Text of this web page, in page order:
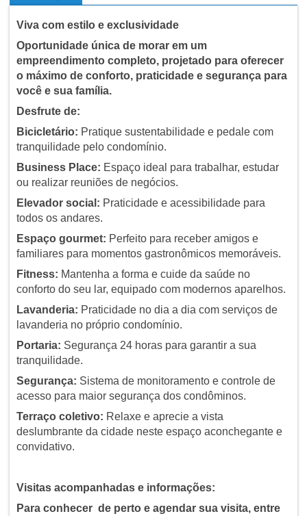
Viva com estilo e exclusividade
Oportunidade única de morar em um
empreendimento completo, projetado para oferecer
o máximo de conforto, praticidade e segurança para
você e sua família.
Desfrute de:
Bicicletário: Pratique sustentabilidade e pedale com
tranquilidade pelo condomínio.
Business Place: Espaço ideal para trabalhar, estudar
ou realizar reuniões de negócios.
Elevador social: Praticidade e acessibilidade para
todos os andares.
Espaço gourmet: Perfeito para receber amigos e
familiares para momentos gastronômicos memoráveis.
Fitness: Mantenha a forma e cuide da saúde no
conforto do seu lar, equipado com modernos aparelhos.
Lavanderia: Praticidade no dia a dia com serviços de
lavanderia no próprio condomínio.
Portaria: Segurança 24 horas para garantir a sua
tranquilidade.
Segurança: Sistema de monitoramento e controle de
acesso para maior segurança dos condôminos.
Terraço coletivo: Relaxe e aprecie a vista
deslumbrante da cidade neste espaço aconchegante e
convidativo.
Visitas acompanhadas e informações:
Para conhecer de perto e agendar sua visita, entre